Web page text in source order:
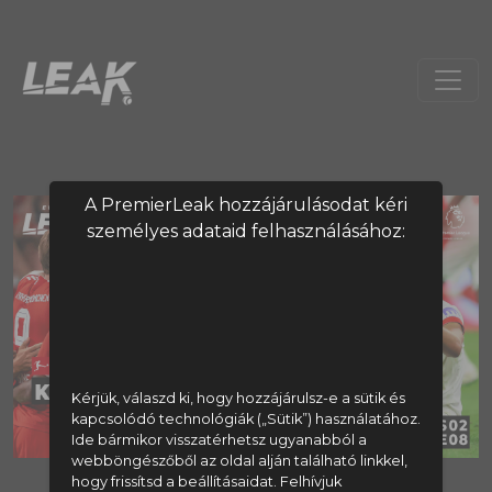
A PremierLeak hozzájárulásodat kéri
személyes adataid felhasználásához:
Kérjük, válaszd ki, hogy hozzájárulsz-e a sütik és
kapcsolódó technológiák („Sütik”) használatához.
Ide bármikor visszatérhetsz ugyanabból a
webböngészőből az oldal alján található linkkel,
hogy frissítsd a beállításaidat. Felhívjuk